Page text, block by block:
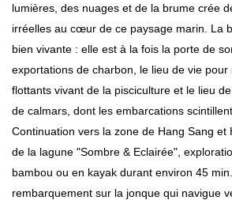
lumières, des nuages et de la brume crée
irréelles au cœur de ce paysage marin. La
bien vivante : elle est à la fois la porte de
exportations de charbon, le lieu de vie
flottants vivant de la pisciculture et le lieu
de calmars, dont les embarcations
Continuation vers la zone de Hang Sang et
de la lagune "Sombre & Eclairée",
bambou ou en kayak durant environ 45
rembarquement sur la jonque qui navigue